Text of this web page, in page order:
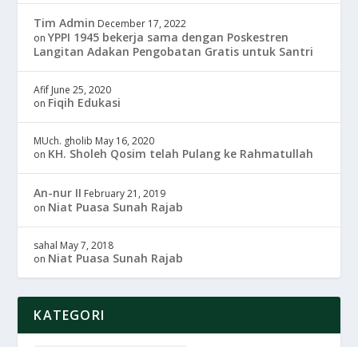
Tim Admin December 17, 2022
onYPPI 1945 bekerja sama dengan Poskestren
Langitan Adakan Pengobatan Gratis untuk Santri
Afif June 25, 2020
on Fiqih Edukasi
MUch. gholib May 16, 2020
on KH. Sholeh Qosim telah Pulang ke Rahmatullah
An-nur II February 21, 2019
on Niat Puasa Sunah Rajab
sahal May 7, 2018
on Niat Puasa Sunah Rajab
KATEGORI